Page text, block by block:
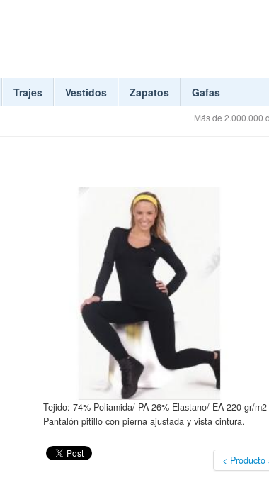
Trajes Vestidos Zapatos Gafas
Más de 2.000.000
Tejido: 74% Poliamida/ PA 26% Elastano/ EA 220 gr/
Pantalón pitillo con pierna ajustada y vista cintura.
< Producto